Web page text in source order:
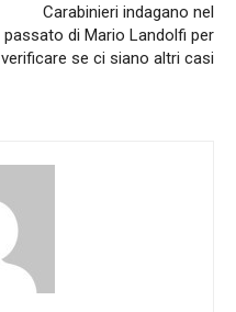
Carabinieri indagano nel
passato di Mario Landolfi per
verificare se ci siano altri casi